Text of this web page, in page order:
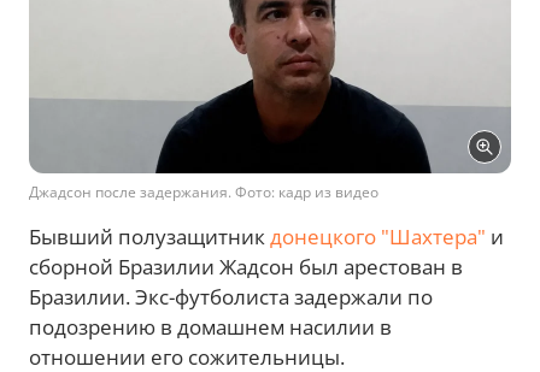
Джадсон после задержания. Фото: кадр из видео
Бывший полузащитник донецкого "Шахтера" и
сборной Бразилии Жадсон был арестован в
Бразилии. Экс-футболиста задержали по
подозрению в домашнем насилии в
отношении его сожительницы.